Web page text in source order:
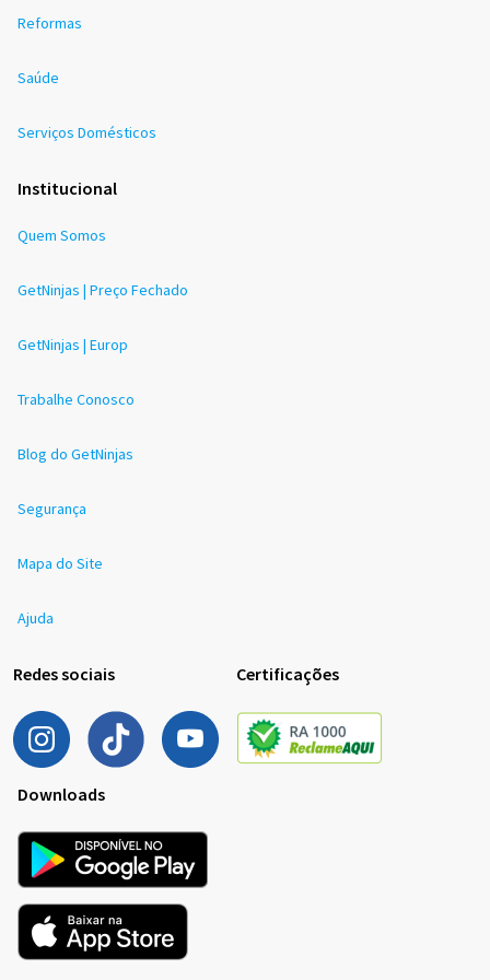
Reformas
Saúde
Serviços Domésticos
Institucional
Quem Somos
GetNinjas | Preço Fechado
GetNinjas | Europ
Trabalhe Conosco
Blog do GetNinjas
Segurança
Mapa do Site
Ajuda
Redes sociais Certificações
Downloads